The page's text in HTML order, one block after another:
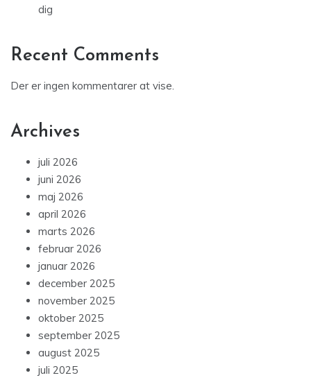
dig
Recent Comments
Der er ingen kommentarer at vise.
Archives
juli 2026
juni 2026
maj 2026
april 2026
marts 2026
februar 2026
januar 2026
december 2025
november 2025
oktober 2025
september 2025
august 2025
juli 2025